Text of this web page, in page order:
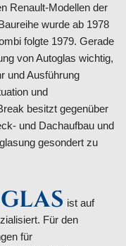
Renault-Modellen der
wurde ab 1978
folgte 1979. Gerade
von Autoglas wichtig,
und Ausführung
und
besitzt gegenüber
und Dachaufbau und
gesondert zu
ist auf
Für den
für